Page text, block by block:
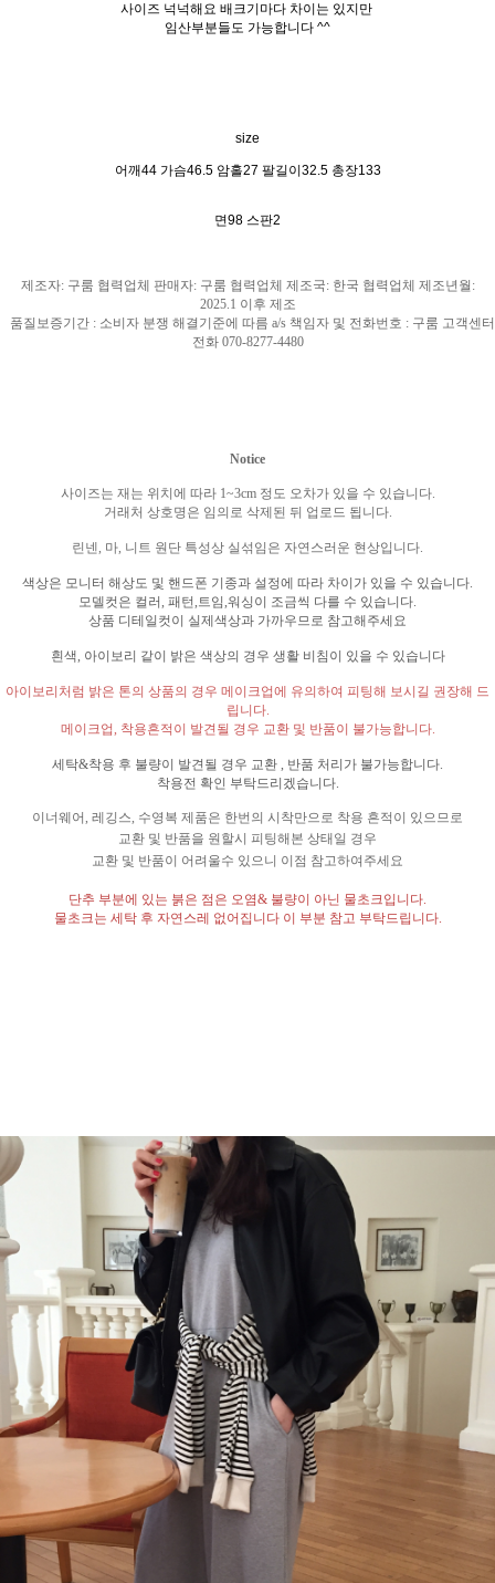
사이즈 넉넉해요 배크기마다 차이는 있지만
임산부분들도 가능합니다 ^^
size
어깨44 가슴46.5 암홀27 팔길이32.5 총장133
면98 스판2
제조자: 구룸 협력업체 판매자: 구룸 협력업체 제조국: 한국 협력업체 제조년월 :
2025.1 이후 제조
품질보증기간 : 소비자 분쟁 해결기준에 따름 a/s 책임자 및 전화번호 : 구룸 고객센터
전화 070-8277-4480
Notice
사이즈는 재는 위치에 따라 1~3cm 정도 오차가 있을 수 있습니다.
거래처 상호명은 임의로 삭제된 뒤 업로드 됩니다.
린넨, 마, 니트 원단 특성상 실섞임은 자연스러운 현상입니다.
색상은 모니터 해상도 및 핸드폰 기종과 설정에 따라 차이가 있을 수 있습니다.
모델컷은 컬러, 패턴,트임,워싱이 조금씩 다를 수 있습니다.
상품 디테일컷이 실제색상과 가까우므로 참고해주세요
흰색, 아이보리 같이 밝은 색상의 경우 생활 비침이 있을 수 있습니다
아이보리처럼 밝은 톤의 상품의 경우 메이크업에 유의하여 피팅해 보시길 권장해 드
립니다.
메이크업, 착용흔적이 발견될 경우 교환 및 반품이 불가능합니다.
세탁&착용 후 불량이 발견될 경우 교환 , 반품 처리가 불가능합니다.
착용전 확인 부탁드리겠습니다.
이너웨어, 레깅스, 수영복 제품은 한번의 시착만으로 착용 흔적이 있으므로
교환 및 반품을 원할시 피팅해본 상태일 경우
교환 및 반품이 어려울수 있으니 이점 참고하여주세요
단추 부분에 있는 붉은 점은 오염& 불량이 아닌 물초크입니다.
물초크는 세탁 후 자연스레 없어집니다 이 부분 참고 부탁드립니다.